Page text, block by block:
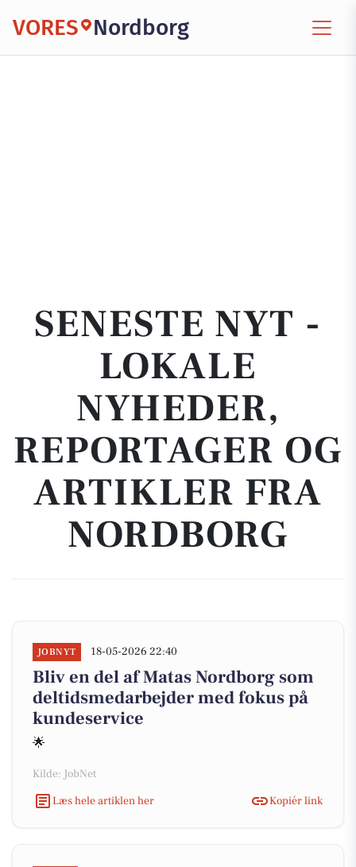
VORES Nordborg
SENESTE NYT -
LOKALE
NYHEDER,
REPORTAGER OG
ARTIKLER FRA
NORDBORG
JOBNYT 18-05-2026 22:40
Bliv en del af Matas Nordborg som
deltidsmedarbejder med fokus på
kundeservice
🌟
Kilde: JobNet
Læs hele artiklen her
Kopiér link